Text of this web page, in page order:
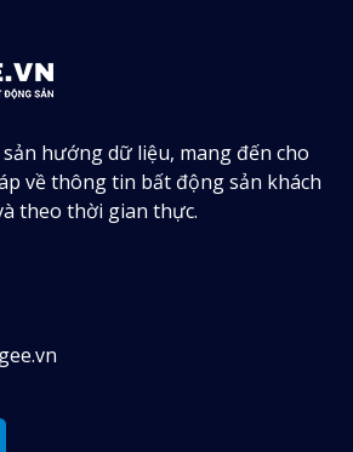
Đặc biệt, bãi đỗ xe “siêu khủng”
dài 600m). … Không gian xanh
tinh túy, phong thuỷ hài hoà,
như mặt đường Nguyễn Bỉnh
lô, hạ tầng đồng bộ Khu vực
khách sạn...) Nắm bắt cơ hội
Thông tin tóm tắt:
. lê chân .hải phòng Số ĐT:
hướng dữ liệu, mang đến cho
về thông tin bất động sản khách
theo thời gian thực.